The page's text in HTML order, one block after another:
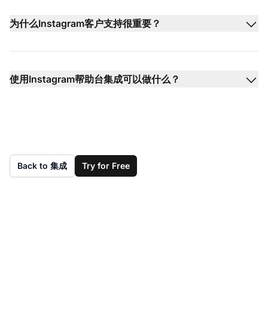
为什么Instagram客户支持很重要？
使用Instagram帮助台集成可以做什么？
Back to 集成 Try for Free